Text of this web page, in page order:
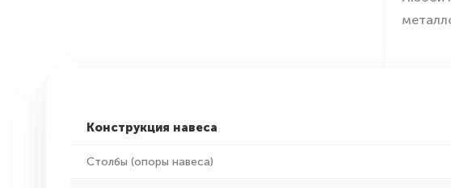
Конструкция навеса
Столбы (опоры навеса)